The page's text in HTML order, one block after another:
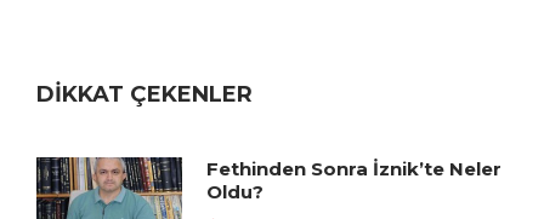
DİKKAT ÇEKENLER
Fethinden Sonra İznik’te Neler
Oldu?